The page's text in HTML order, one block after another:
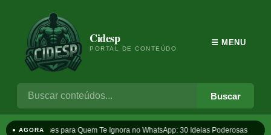
Cidesp
PORTAL DE CONTEÚDO
Buscar
☰ MENU
● AGORAFrases para Quem Te Ignora no WhatsApp: 30 Ideias Poderosas